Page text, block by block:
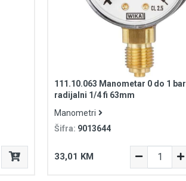
111.10.063 Manometar 0 do 1 bar
radijalni 1/4 fi 63mm
Manometri
Šifra: 9013644
33,01 KM